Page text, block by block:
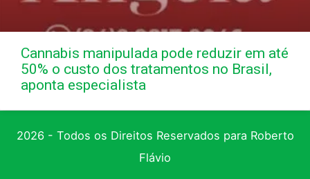
Cannabis manipulada pode reduzir em até
50% o custo dos tratamentos no Brasil,
aponta especialista
2026 - Todos os Direitos Reservados para Roberto
Flávio